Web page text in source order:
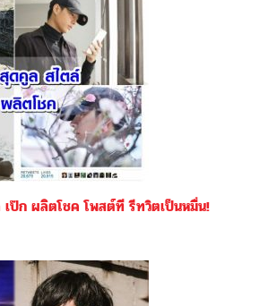
ป๊ก ผลิตโชค โพสต์ที รีทวิตเป็นหมื่น!